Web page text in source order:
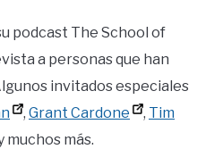
podcast The School of
a personas que han
invitados especiales
, Grant Cardone , Tim
muchos más.